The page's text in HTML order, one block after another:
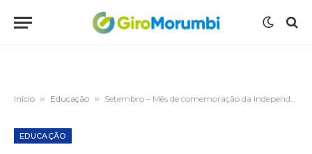
Início » Educação » Setembro – Mês de comemoração da Independência do Brasil
EDUCAÇÃO